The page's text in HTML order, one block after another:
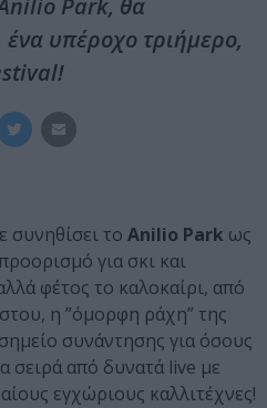
Park, θα
υπέροχο τριήμερο,
συνηθίσει το Anilio Park ως
για σκι και
φέτος το καλοκαίρι, από
η ”όμορφη ράχη” της
συνάντησης για όσους
σειρά από δυνατά live με
εγχώριους καλλιτέχνες!